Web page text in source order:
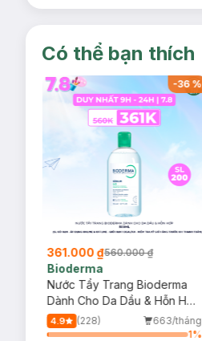
Có thể bạn thích
-36%
361.000 ₫560.000 ₫
Bioderma
Nước Tẩy Trang Bioderma
Dành Cho Da Dầu & Hỗn Hợp
500ml
4.9 (228)
663/tháng
1%